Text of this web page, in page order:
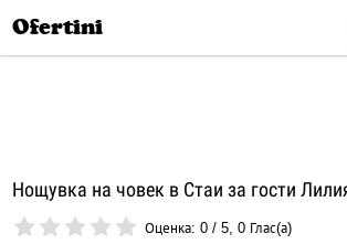
Ofertini
Нощувка на човек в Стаи за гости
Оценка:0 /5,0 Глас(а)